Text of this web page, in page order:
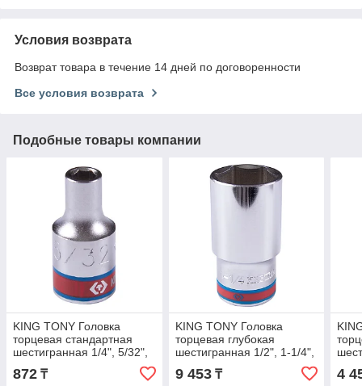
Условия возврата
Возврат товара в течение 14 дней по договоренности
Все условия возврата
Подобные товары компании
KING TONY Головка
торцевая стандартная
шестигранная 1/4", 5/32",
233505S
872 ₸
KING TONY Головка
торцевая глубокая
шестигранная 1/2", 1-1/4",
423540S
9 453₸ 4